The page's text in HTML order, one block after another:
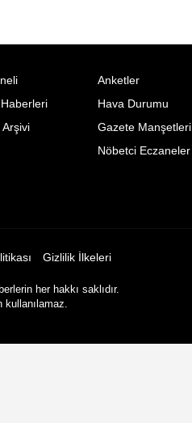
Arşivi
Anketler
Hava Durumu
Gazete Manşetleri
Nöbetci Eczaneler
Gizlilik İlkeleri
her hakkı saklıdır.